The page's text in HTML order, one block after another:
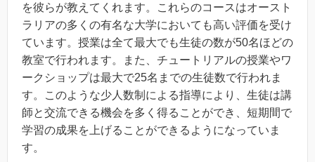
を彼らが教えてくれます。これらのコースはオースト
ラリアの多くの有名な大学においても高い評価を受け
ています。授業は全て最大でも生徒の数が50名ほどの
教室で行われます。また、チュートリアルの授業やワ
ークショップは最大で25名までの生徒数で行われま
す。このような少人数制による指導により、生徒は講
師と交流できる機会を多く得ることができ、短期間で
学習の成果を上げることができるようになっていま
す。